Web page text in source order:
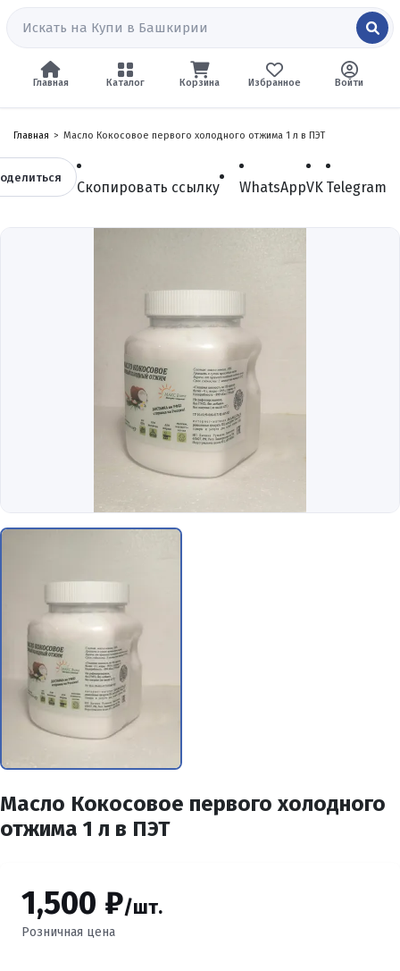
Главная Каталог Войти
Избранное
Корзина
Главная Масло Кокосовое первого холодного отжима 1 л в ПЭТ
Скопировать ссылку WhatsAppVK Telegram
Масло Кокосовое первого холодного
отжима 1 л в ПЭТ
1,500 ₽/шт.
Розничная цена